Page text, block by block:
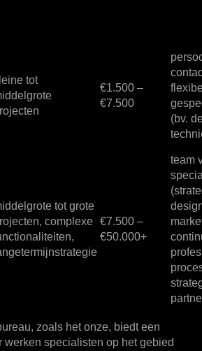
tot
€1.500 –
€7.500
(bv.
tot grote
complexe €7.500 –
€50.000+
team
zoals het onze, biedt een
werken specialisten op het gebied